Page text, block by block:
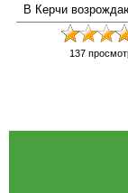
В Керчи
137